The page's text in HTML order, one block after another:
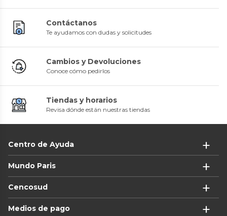
Contáctanos
Te ayudamos con dudas y solicitudes
Cambios y Devoluciones
Conoce cómo pedirlos
Tiendas y horarios
Revisa dónde están nuestras tiendas
Centro de Ayuda
Mundo Paris
Cencosud
Medios de pago